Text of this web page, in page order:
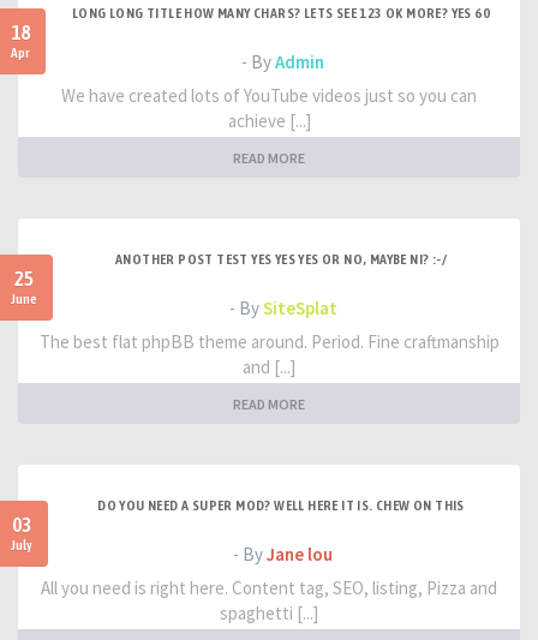
18
Apr
LONG LONG TITLE HOW MANY CHARS? LETS SEE 123 OK MORE? YES 60
- ByAdmin
We have created lots of YouTube videos just so you can
achieve [...]
READ MORE
25
June
ANOTHER POST TEST YES YES YES OR NO, MAYBE NI? :-/
- BySiteSplat
The best flat phpBB theme around. Period. Fine craftmanship
and [...]
READ MORE
03
July
DO YOU NEED A SUPER MOD? WELL HERE IT IS. CHEW ON THIS
- ByJane lou
All you need is right here. Content tag, SEO, listing, Pizza and
spaghetti [...]